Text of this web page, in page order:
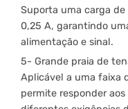
Suporta uma carga
0,25 A, garantindo
alimentação e sinal.
5- Grande praia de
Aplicável a uma faixa
permite responder